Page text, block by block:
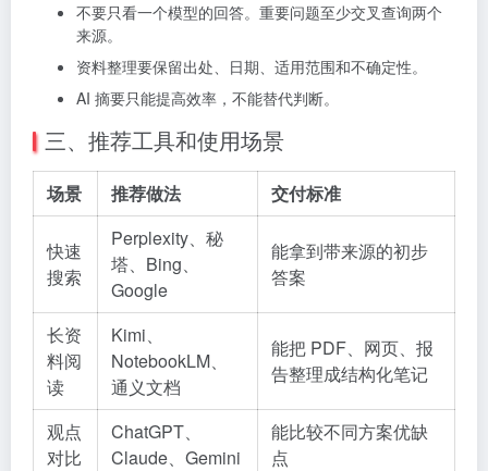
不要只看一个模型的回答。重要问题至少交叉查询两个
来源。
资料整理要保留出处、日期、适用范围和不确定性。
AI 摘要只能提高效率，不能替代判断。
三、推荐工具和使用场景
场景 推荐做法 交付标准
快速
搜索
Perplexity、秘
塔、Bing、
Google
能拿到带来源的初步
答案
长资
料阅
读
Kimi、
NotebookLM、
通义文档
能把 PDF、网页、报
告整理成结构化笔记
观点
对比
ChatGPT、
Claude、Gemini
能比较不同方案优缺
点